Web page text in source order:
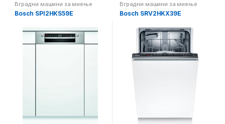
Вградни машини за миење
садови,Машини за миење на
садови
Bosch SPI2HKS59E
Вградни машини за миење
садови,Машини за миење на
садови
Bosch SRV2HKX39E